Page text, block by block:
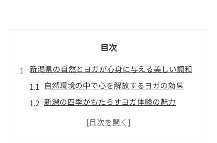
目次
新潟県の自然とヨガが心身に与える美しい調和
自然環境の中で心を解放するヨガの効果
新潟の四季がもたらすヨガ体験の魅力
自然の力を借りた心身のリセット方法